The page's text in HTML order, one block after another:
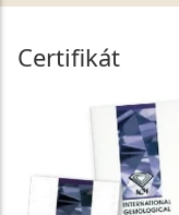
Certifikát